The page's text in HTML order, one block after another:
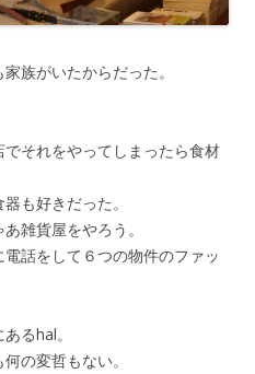
族がいたからだった。
それをやってしまったら食材
も好きだった。
雑貨屋をやろう。
話をして６つの物件のファッ
るhal。
の変哲もない。